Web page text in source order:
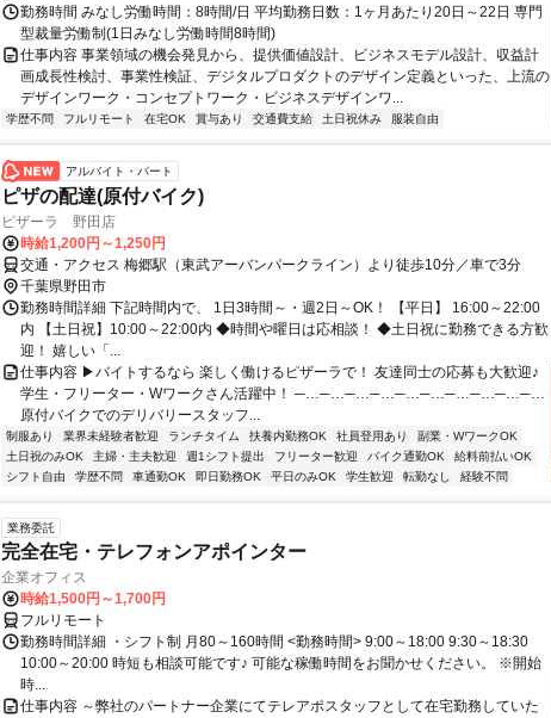
勤務時間 みなし労働時間：8時間/日 平均勤務日数：1ヶ月あたり20日～22日 専門
型裁量労働制(1日みなし労働時間8時間)
仕事内容 事業領域の機会発見から、提供価値設計、ビジネスモデル設計、収益計
画成長性検討、事業性検証、デジタルプロダクトのデザイン定義といった、上流の
デザインワーク・コンセプトワーク・ビジネスデザインワ...
学歴不問 フルリモート 在宅OK 賞与あり 交通費支給 土日祝休み 服装自由
アルバイト・パート
ピザの配達(原付バイク)
ピザーラ 野田店
時給1,200円～1,250円
交通・アクセス 梅郷駅（東武アーバンパークライン）より徒歩10分／車で3分
千葉県野田市
勤務時間詳細 下記時間内で、 1日3時間～・週2日～OK！ 【平日】 16:00～22:00
内 【土日祝】10:00～22:00内 ◆時間や曜日は応相談！ ◆土日祝に勤務できる方歓
迎！ 嬉しい「...
仕事内容 ▶バイトするなら 楽しく働けるピザーラで！ 友達同士の応募も大歓迎♪
学生・フリーター・Wワークさん活躍中！ ─…─…─…─…─…─…─…─…─…─…
原付バイクでのデリバリースタッフ...
制服あり 業界未経験者歓迎 ランチタイム 扶養内勤務OK 社員登用あり
副業・WワークOK
土日祝のみOK
主婦・主夫歓迎 週1シフト提出 フリーター歓迎 バイク通勤OK
給料前払いOK
シフト自由
学歴不問 車通勤OK 即日勤務OK 平日のみOK 学生歓迎 転勤なし 経験不問
業務委託
完全在宅・テレフォンアポインター
企業オフィス
時給1,500円～1,700円
フルリモート
勤務時間詳細 ・シフト制 月80～160時間 <勤務時間> 9:00～18:00 9:30～18:30
10:00～20:00 時短も相談可能です♪ 可能な稼働時間をお聞かせください。 ※開始
時...
仕事内容 ～弊社のパートナー企業にてテレアポスタッフとして在宅勤務していた